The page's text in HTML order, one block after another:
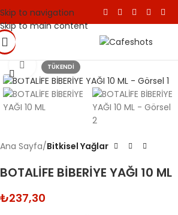
Skip to navigation
Skip to main content
TÜKENDI
Click to enlarge
Ana Sayfa Bitkisel Yağlar
BOTALİFE BİBERİYE YAĞI 10 ML
₺237,30